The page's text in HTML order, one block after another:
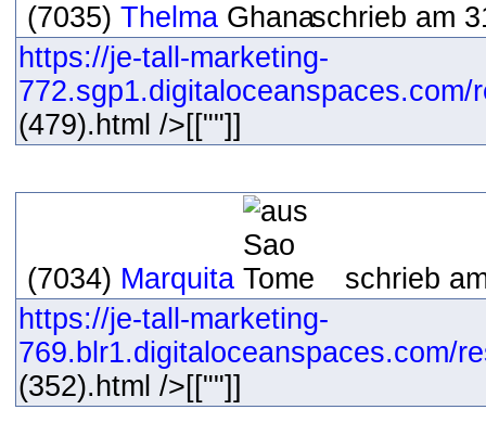
(7035) Thelma
schrieb am
https://je-tall-marketing-
772.sgp1.digitaloceanspaces.com/
(479).html />[[""]]
(7034) Marquita
schrieb
https://je-tall-marketing-
769.blr1.digitaloceanspaces.com/
(352).html />[[""]]